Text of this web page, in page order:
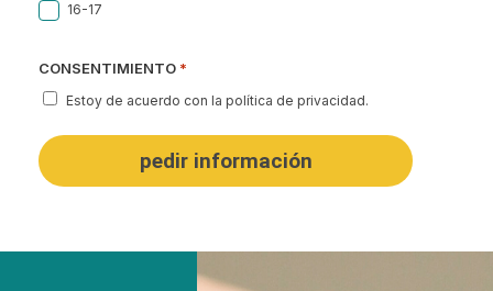
16-17
CONSENTIMIENTO *
Estoy de acuerdo con la política de privacidad.